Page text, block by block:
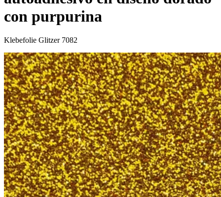
con purpurina
Klebefolie Glitzer 7082